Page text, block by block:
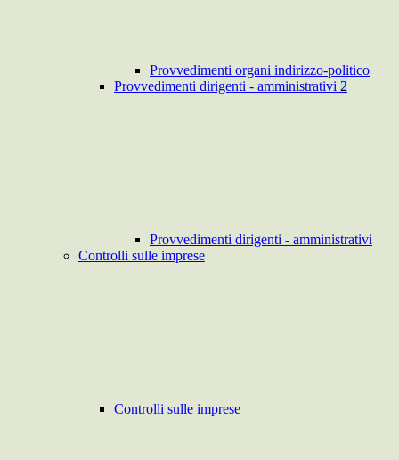
Provvedimenti organi indirizzo-politico
Provvedimenti dirigenti - amministrativi 2
Provvedimenti dirigenti - amministrativi
Controlli sulle imprese
Controlli sulle imprese